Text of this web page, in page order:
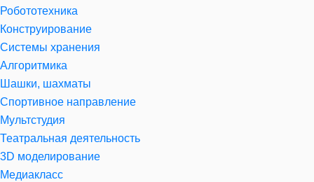
Робототехника
Конструирование
Системы хранения
Алгоритмика
Шашки, шахматы
Спортивное направление
Мультстудия
Театральная деятельность
3D моделирование
Медиакласс